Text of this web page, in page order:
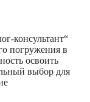
консультант“
погружения в
освоить
выбор для